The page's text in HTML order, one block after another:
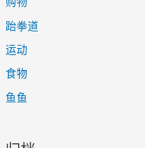
跆拳道
运动
食物
鱼鱼